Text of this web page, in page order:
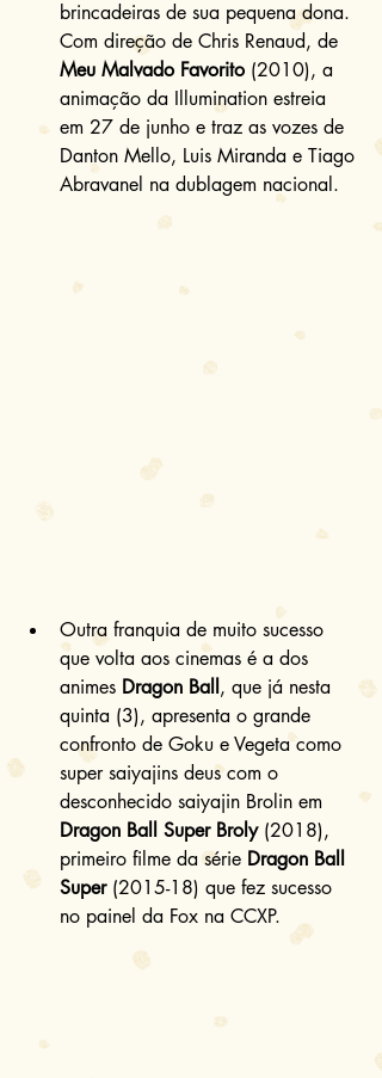
brincadeiras de sua pequena dona.
Com direção de Chris Renaud, de
Meu Malvado Favorito (2010), a
animação da Illumination estreia
em 27 de junho e traz as vozes de
Danton Mello, Luis Miranda e Tiago
Abravanel na dublagem nacional.
Outra franquia de muito sucesso
que volta aos cinemas é a dos
animes Dragon Ball, que já nesta
quinta (3), apresenta o grande
confronto de Goku e Vegeta como
super saiyajins deus com o
desconhecido saiyajin Brolin em
Dragon Ball Super Broly (2018),
primeiro filme da série Dragon Ball
Super (2015-18) que fez sucesso
no painel da Fox na CCXP.